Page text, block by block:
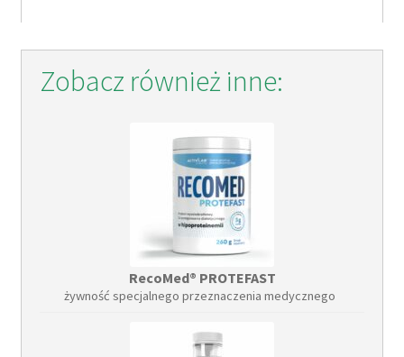
Zobacz również inne:
RecoMed® PROTEFAST
żywność specjalnego przeznaczenia medycznego